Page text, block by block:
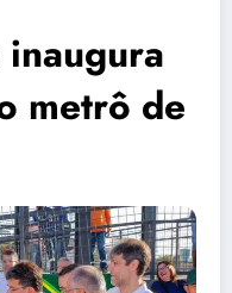
inaugura
metrô de